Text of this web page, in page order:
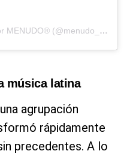
Una publicación compartida por MENUDO® (@menudo_official)
música latina
agrupación
rápidamente
precedentes. A lo